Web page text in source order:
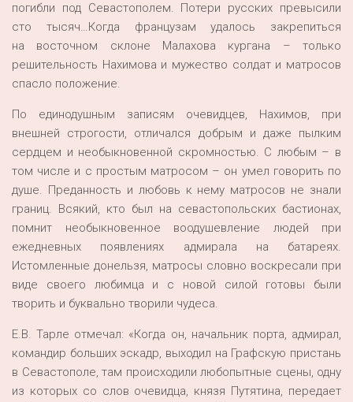
погибли под Севастополем. Потери русских превысили
сто тысяч…Когда французам удалось закрепиться
на восточном склоне Малахова кургана – только
решительность Нахимова и мужество солдат и матросов
спасло положение.
По единодушным записям очевидцев, Нахимов, при
внешней строгости, отличался добрым и даже пылким
сердцем и необыкновенной скромностью. С любым – в
том числе и с простым матросом – он умел говорить по
душе. Преданность и любовь к нему матросов не знали
границ. Всякий, кто был на севастопольских бастионах,
помнит необыкновенное воодушевление людей при
ежедневных появлениях адмирала на батареях.
Истомленные донельзя, матросы словно воскресали при
виде своего любимца и с новой силой готовы были
творить и буквально творили чудеса.
Е.В. Тарле отмечал: «Когда он, начальник порта, адмирал,
командир больших эскадр, выходил на Графскую пристань
в Севастополе, там происходили любопытные сцены, одну
из которых со слов очевидца, князя Путятина, передает